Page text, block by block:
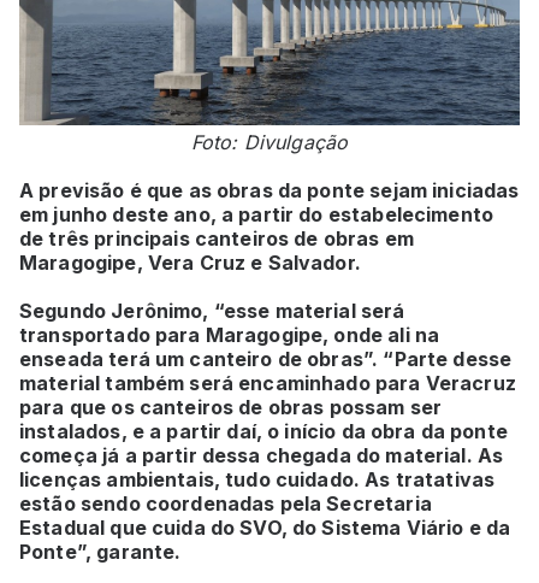
Foto: Divulgação
A previsão é que as obras da ponte sejam iniciadas
em junho deste ano, a partir do estabelecimento
de três principais canteiros de obras em
Maragogipe, Vera Cruz e Salvador.
Segundo Jerônimo, “esse material será
transportado para Maragogipe, onde ali na
enseada terá um canteiro de obras”. “Parte desse
material também será encaminhado para Veracruz
para que os canteiros de obras possam ser
instalados, e a partir daí, o início da obra da ponte
começa já a partir dessa chegada do material. As
licenças ambientais, tudo cuidado. As tratativas
estão sendo coordenadas pela Secretaria
Estadual que cuida do SVO, do Sistema Viário e da
Ponte”, garante.